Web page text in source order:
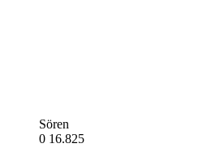
Sören
0 16.825